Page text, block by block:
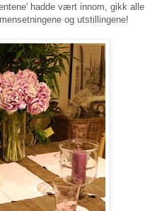
hadde vært innom, gikk alle
og utstillingene!